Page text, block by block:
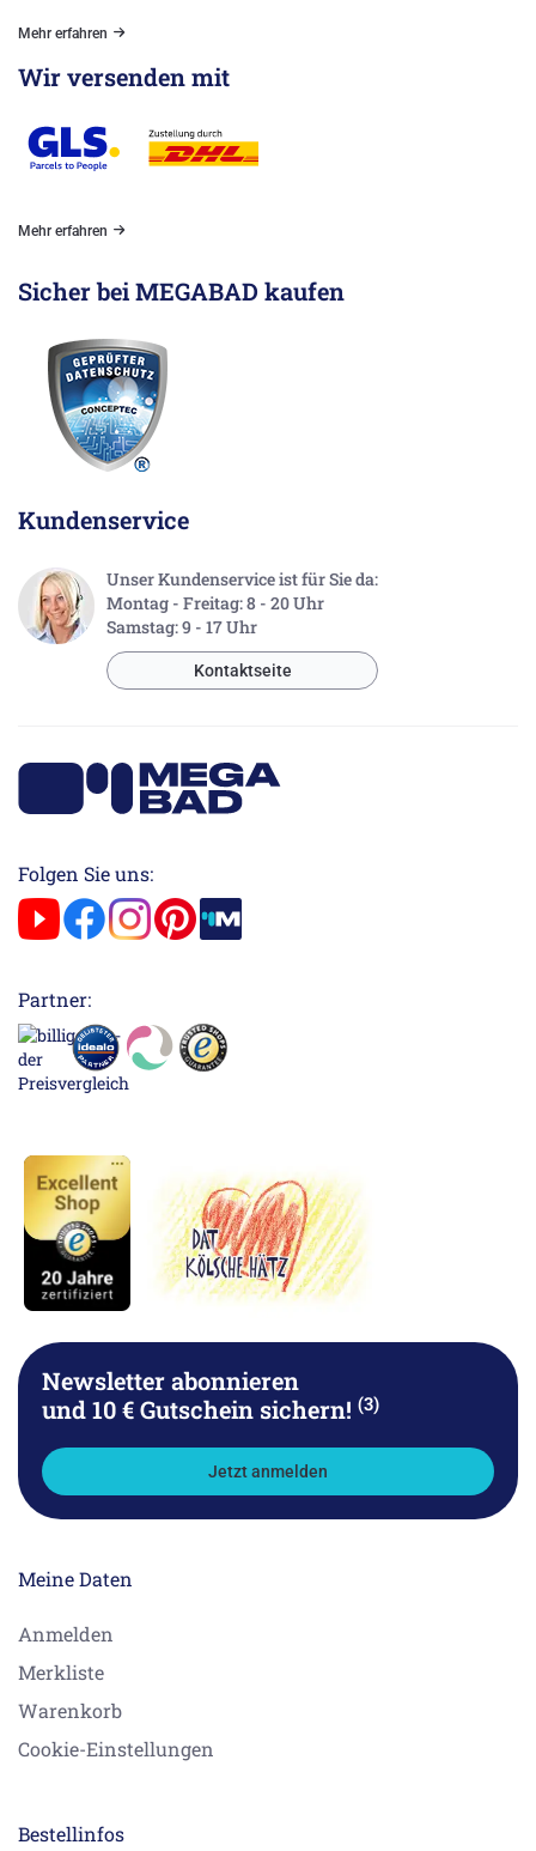
Mehr erfahren
Wir versenden mit
Mehr erfahren
Sicher bei MEGABAD kaufen
Kundenservice
Unser Kundenservice ist für Sie da:
Montag - Freitag: 8 - 20 Uhr
Samstag: 9 - 17 Uhr
Kontaktseite
Folgen Sie uns:
Partner:
Newsletter abonnieren
und 10 € Gutschein sichern! (3)
Jetzt anmelden
Meine Daten
Anmelden
Merkliste
Warenkorb
Cookie-Einstellungen
Bestellinfos